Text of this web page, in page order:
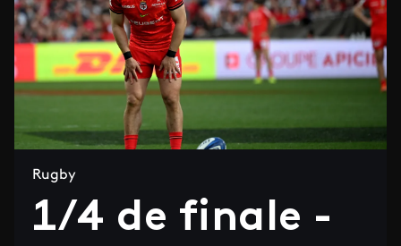
Rugby
1/4 de finale -